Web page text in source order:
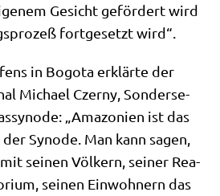
Gesicht geför­dert wird
fort­ge­setzt wird“.
in Bogo­ta erklär­te der
Micha­el Czer­ny, Son­der­se­
„Ama­zo­ni­en ist das
Syn­ode. Man kann sagen,
sei­nen Völ­kern, sei­ner Rea­
sei­nen Ein­woh­nern das